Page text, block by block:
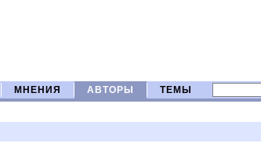
МНЕНИЯ АВТОРЫ ТЕМЫ